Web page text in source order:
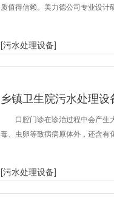
质值得信赖。美力德公司专业设计
[污水处理设备]
乡镇卫生院污水处理设
口腔门诊在诊治过程中会产生
毒、虫卵等致病病原体外，还含有
[污水处理设备]